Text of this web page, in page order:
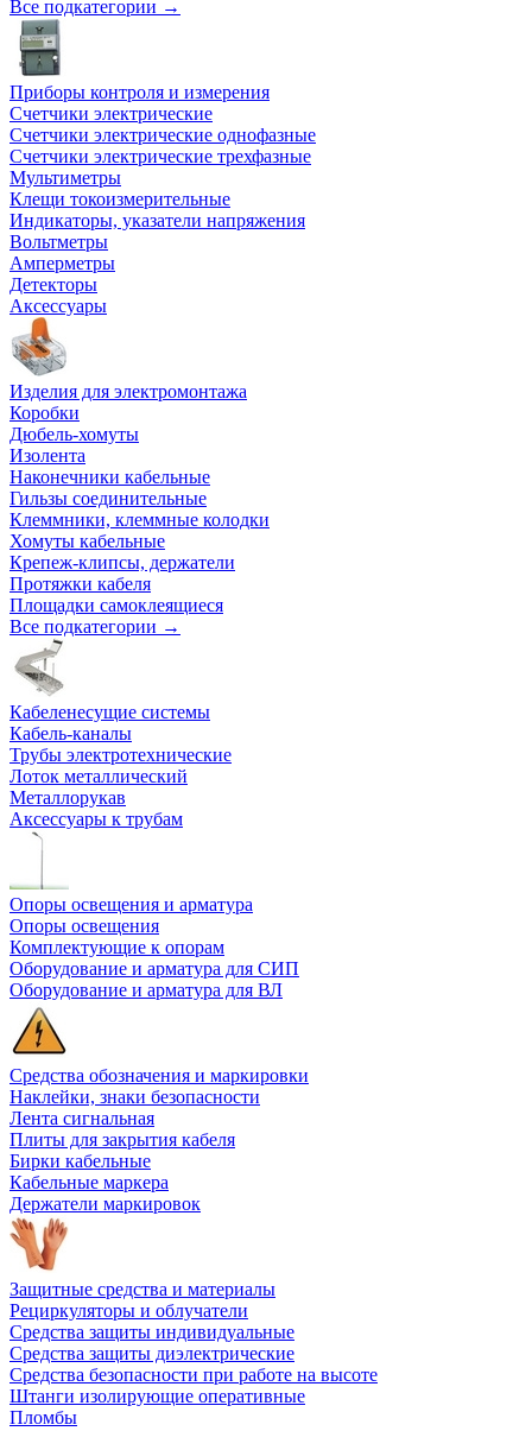
Все подкатегории →
Приборы контроля и измерения
Счетчики электрические
Счетчики электрические однофазные
Счетчики электрические трехфазные
Мультиметры
Клещи токоизмерительные
Индикаторы, указатели напряжения
Вольтметры
Амперметры
Детекторы
Аксессуары
Изделия для электромонтажа
Коробки
Дюбель-хомуты
Изолента
Наконечники кабельные
Гильзы соединительные
Клеммники, клеммные колодки
Хомуты кабельные
Крепеж-клипсы, держатели
Протяжки кабеля
Площадки самоклеящиеся
Все подкатегории →
Кабеленесущие системы
Кабель-каналы
Трубы электротехнические
Лоток металлический
Металлорукав
Аксессуары к трубам
Опоры освещения и арматура
Опоры освещения
Комплектующие к опорам
Оборудование и арматура для СИП
Оборудование и арматура для ВЛ
Средства обозначения и маркировки
Наклейки, знаки безопасности
Лента сигнальная
Плиты для закрытия кабеля
Бирки кабельные
Кабельные маркера
Держатели маркировок
Защитные средства и материалы
Рециркуляторы и облучатели
Средства защиты индивидуальные
Средства защиты диэлектрические
Средства безопасности при работе на высоте
Штанги изолирующие оперативные
Пломбы